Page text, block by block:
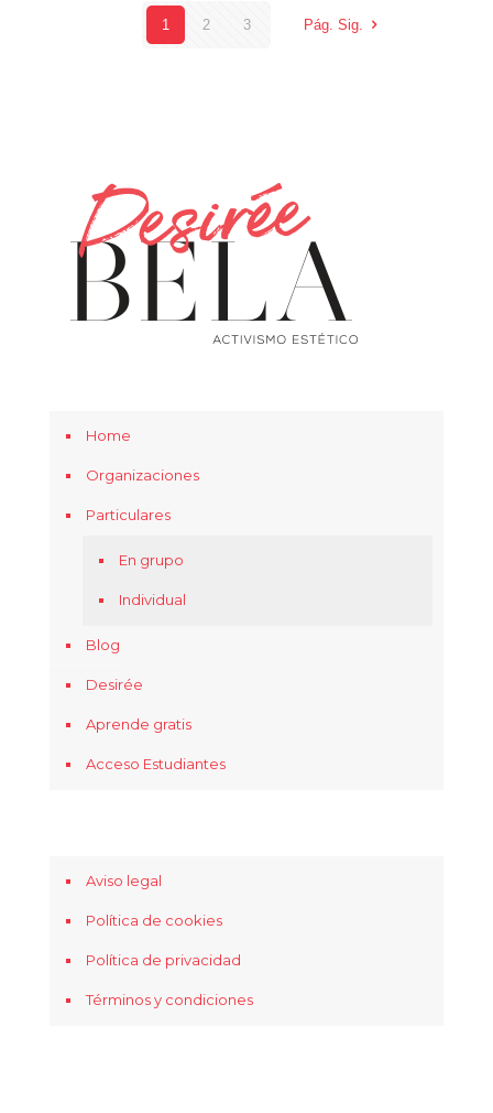
1 2 3 Pág. Sig.
Home
Organizaciones
Particulares
En grupo
Individual
Blog
Desirée
Aprende gratis
Acceso Estudiantes
Aviso legal
Política de cookies
Política de privacidad
Términos y condiciones